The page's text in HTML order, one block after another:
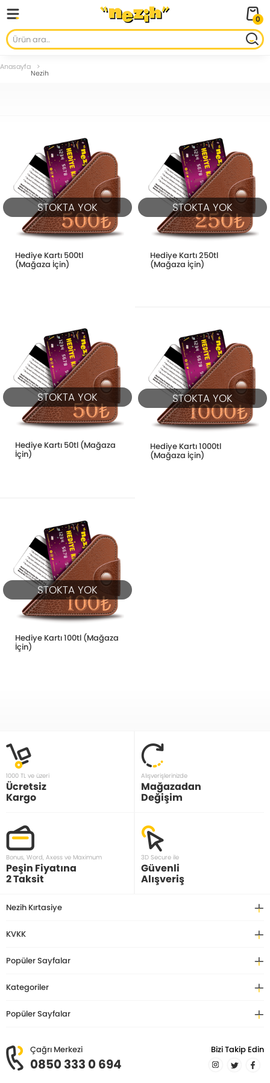
0
Anasayfa
Nezih
STOKTA YOK
Hediye Kartı 500tl
(Mağaza İçin)
STOKTA YOK
Hediye Kartı 250tl
(Mağaza İçin)
STOKTA YOK
Hediye Kartı 50tl (Mağaza
İçin)
STOKTA YOK
Hediye Kartı 1000tl
(Mağaza İçin)
STOKTA YOK
Hediye Kartı 100tl (Mağaza
İçin)
1000 TL ve üzeri
Ücretsiz
Kargo
Alışverişlerinizde
Mağazadan
Değişim
Bonus, Word, Axess ve Maximum
Peşin Fiyatına
2 Taksit
3D Secure ile
Güvenli
Alışveriş
Nezih Kırtasiye
KVKK
Popüler Sayfalar
Kategoriler
Popüler Sayfalar
Çağrı Merkezi
0850 333 0 694
Bizi Takip Edin